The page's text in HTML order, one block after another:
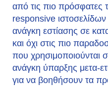
από τις πιο πρόσφατες
responsive
ανάγκη εστίασης σε
και όχι στις πιο
που χρησιμοποιούνται
ανάγκη ύπαρξης μετα-
για να βοηθήσουν τα